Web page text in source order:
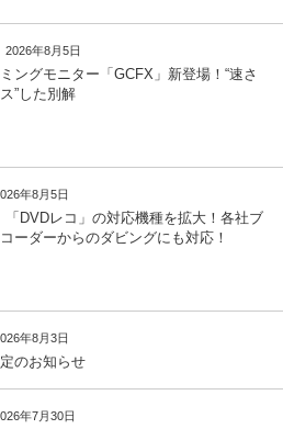
2026年8月5日
ングモニター「GCFX」新登場！“速さ
”した別解
年8月5日
「DVDレコ」の対応機種を拡大！各社ブ
ーダーからのダビングにも対応！
年8月3日
のお知らせ
年7月30日